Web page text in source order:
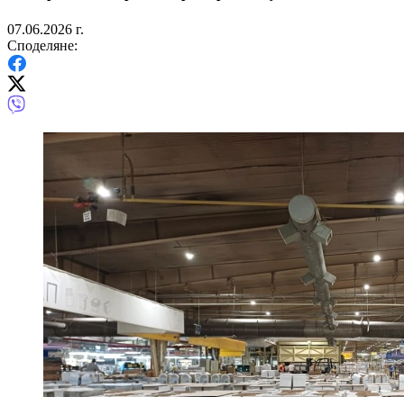
07.06.2026 г.
Споделяне: